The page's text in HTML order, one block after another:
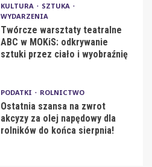
KULTURA
SZTUKA
WYDARZENIA
Twórcze warsztaty teatralne
ABC w MOKiS: odkrywanie
sztuki przez ciało i wyobraźnię
PODATKI ROLNICTWO
Ostatnia szansa na zwrot
akcyzy za olej napędowy dla
rolników do końca sierpnia!